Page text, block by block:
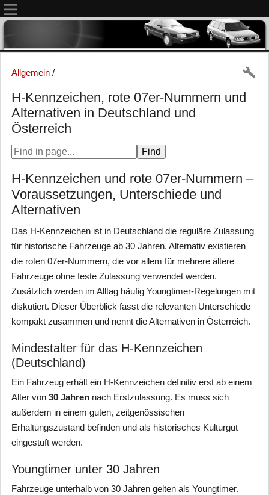
Allgemein /
H-Kennzeichen, rote 07er-Nummern und
Alternativen in Deutschland und
Österreich
H-Kennzeichen und rote 07er-Nummern –
Voraussetzungen, Unterschiede und
Alternativen
Das H-Kennzeichen ist in Deutschland die reguläre Zulassung
für historische Fahrzeuge ab 30 Jahren. Alternativ existieren
die roten 07er-Nummern, die vor allem für mehrere ältere
Fahrzeuge ohne feste Zulassung verwendet werden.
Zusätzlich werden im Alltag häufig Youngtimer-Regelungen mit
diskutiert. Dieser Überblick fasst die relevanten Unterschiede
kompakt zusammen und nennt die Alternativen in Österreich.
Mindestalter für das H-Kennzeichen
(Deutschland)
Ein Fahrzeug erhält ein H-Kennzeichen definitiv erst ab einem
Alter von 30 Jahren nach Erstzulassung. Es muss sich
außerdem in einem guten, zeitgenössischen
Erhaltungszustand befinden und als historisches Kulturgut
eingestuft werden.
Youngtimer unter 30 Jahren
Fahrzeuge unterhalb von 30 Jahren gelten als Youngtimer.